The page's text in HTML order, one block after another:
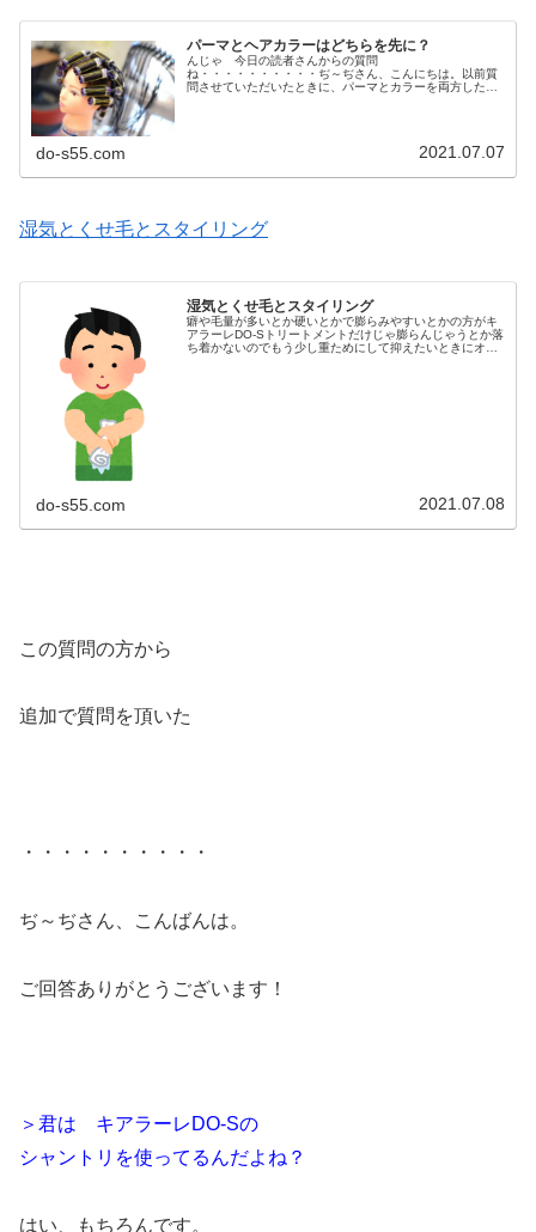
パーマとヘアカラーはどちらを先に？
んじゃ 今日の読者さんからの質問
ね・・・・・・・・・・ぢ～ぢさん、こんにちは。以前質
問させていただいたときに、パーマとカラーを両方したい
do-s55.com 2021.07.07
湿気とくせ毛とスタイリング
湿気とくせ毛とスタイリング
癖や毛量が多いとか硬いとかで膨らみやすいとかの方がキ
アラーレDO-Sトリートメントだけじゃ膨らんじゃうとか落
ち着かないのでもう少し重ためにして抑えたいときにオイ
do-s55.com 2021.07.08
この質問の方から
追加で質問を頂いた
・・・・・・・・・・
ぢ～ぢさん、こんばんは。
ご回答ありがとうございます！
＞君は キアラーレDO-Sの
シャントリを使ってるんだよね？
はい、もちろんです。